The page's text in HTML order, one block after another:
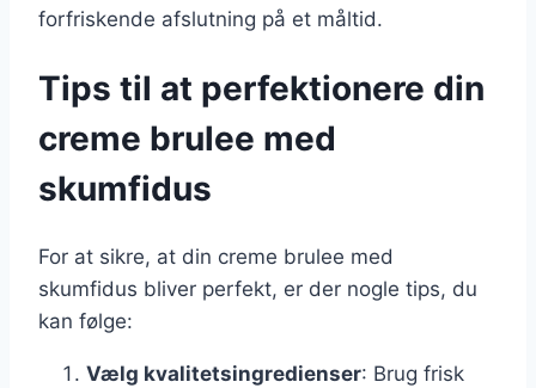
forfriskende afslutning på et måltid.
Tips til at perfektionere din
creme brulee med
skumfidus
For at sikre, at din creme brulee med
skumfidus bliver perfekt, er der nogle tips, du
kan følge:
Vælg kvalitetsingredienser: Brug frisk